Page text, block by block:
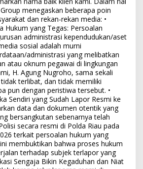
menegaskan beberapa poin
dan rekan-rekan media: •
Hukum yang Tegas: Persoalan
administrasi kependudukan/aset
sosial adalah murni
administrasi yang melibatkan
atau oknum pegawai di lingkungan
H. Agung Nugroho, sama sekali
terlibat, dan tidak memiliki
pun dengan peristiwa tersebut. •
Sendiri yang Sudah Lapor Resmi ke
data dan dokumen otentik yang
bersangkutan sebenarnya telah
secara resmi di Polda Riau pada
terkait persoalan hukum yang
membuktikan bahwa proses hukum
terhadap subjek terlapor yang
Sengaja Bikin Kegaduhan dan Niat